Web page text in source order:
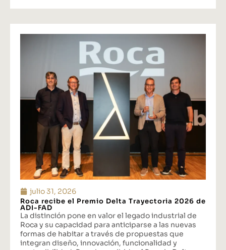
julio 31, 2026
Roca recibe el Premio Delta Trayectoria 2026 de
ADI-FAD
La distinción pone en valor el legado industrial de
Roca y su capacidad para anticiparse a las nuevas
formas de habitar a través de propuestas que
integran diseño, innovación, funcionalidad y